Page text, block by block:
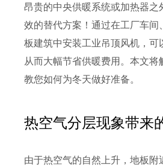
昂贵的中央供暖系统或加热器之
效的替代方案！通过在工厂车间
板建筑中安装工业吊顶风机，可
从而大幅节省供暖费用。本文将
教您如何为冬天做好准备。
热空气分层现象带来
由于热空气的自然上升，地板附